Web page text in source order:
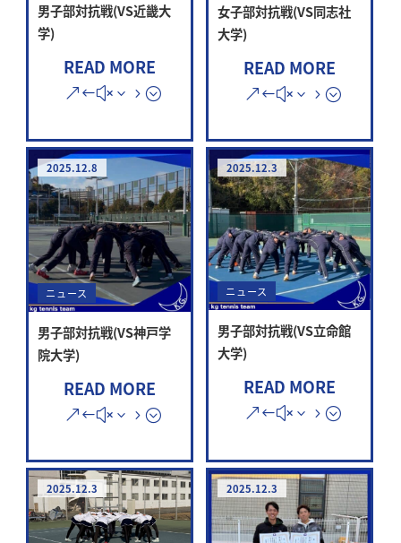
男子部対抗戦(VS近畿大
学)
READ MORE
女子部対抗戦(VS同志社
大学)
READ MORE
2025.12.8
ニュース
男子部対抗戦(VS神戸学
院大学)
READ MORE
2025.12.3
ニュース
男子部対抗戦(VS立命館
大学)
READ MORE
2025.12.3 2025.12.3